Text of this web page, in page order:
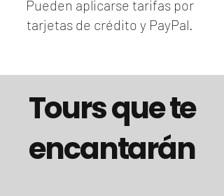
Pueden aplicarse tarifas por
tarjetas de crédito y PayPal.
Tours que te
encantarán